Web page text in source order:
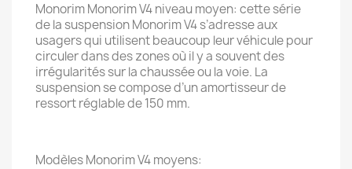
Monorim Monorim V4 niveau moyen: cette série
de la suspension Monorim V4 s’adresse aux
usagers qui utilisent beaucoup leur véhicule pour
circuler dans des zones où il y a souvent des
irrégularités sur la chaussée ou la voie. La
suspension se compose d’un amortisseur de
ressort réglable de 150 mm.
Modèles Monorim V4 moyens: